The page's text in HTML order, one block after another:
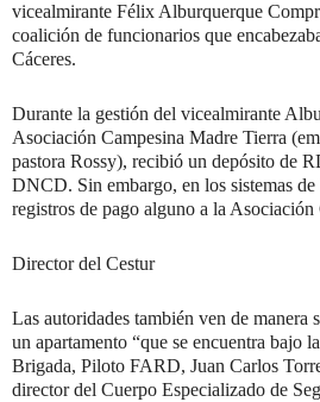
vicealmirante Félix Alburquerque
coalición de funcionarios que
Cáceres.
Durante la gestión del vicealmirante
Asociación Campesina Madre Tierra
pastora Rossy), recibió un depósito de
DNCD. Sin embargo, en los sistemas
registros de pago alguno a la
Director del Cestur
Las autoridades también ven de manera
un apartamento “que se encuentra bajo
Brigada, Piloto FARD, Juan Carlos
director del Cuerpo Especializado de